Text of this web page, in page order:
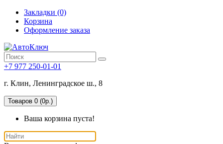
Закладки (0)
Корзина
Оформление заказа
+7 977 250-01-01
г. Клин, Ленинградское ш., 8
Товаров 0 (0р.)
Ваша корзина пуста!